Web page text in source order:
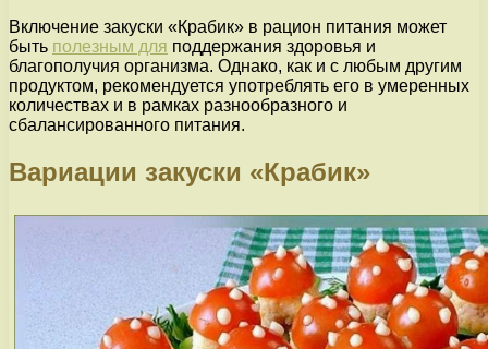
Включение закуски «Крабик» в рацион питания может
быть полезным для поддержания здоровья и
благополучия организма. Однако, как и с любым другим
продуктом, рекомендуется употреблять его в умеренных
количествах и в рамках разнообразного и
сбалансированного питания.
Вариации закуски «Крабик»